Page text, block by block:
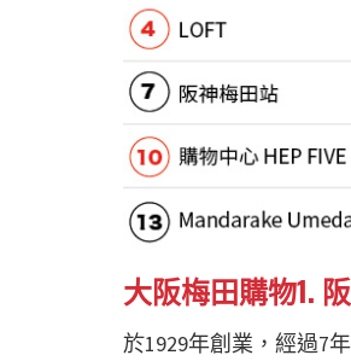
大阪梅田購物1.
於1929年創業，經過7